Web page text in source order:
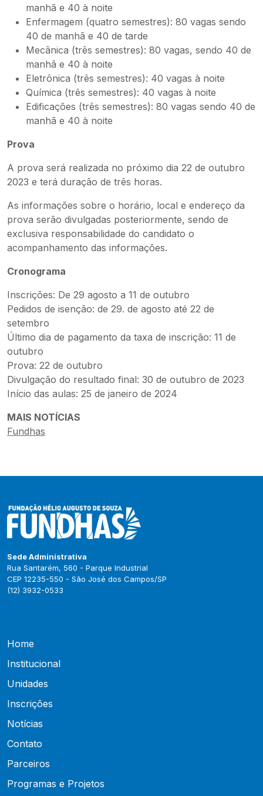
manhã e 40 à noite
Enfermagem (quatro semestres): 80 vagas sendo
40 de manhã e 40 de tarde
Mecânica (três semestres): 80 vagas, sendo 40 de
manhã e 40 à noite
Eletrônica (três semestres): 40 vagas à noite
Química (três semestres): 40 vagas à noite
Edificações (três semestres): 80 vagas sendo 40 de
manhã e 40 à noite
Prova
A prova será realizada no próximo dia 22 de outubro
2023 e terá duração de três horas.
As informações sobre o horário, local e endereço da
prova serão divulgadas posteriormente, sendo de
exclusiva responsabilidade do candidato o
acompanhamento das informações.
Cronograma
Inscrições: De 29 agosto a 11 de outubro
Pedidos de isenção: de 29. de agosto até 22 de
setembro
Último dia de pagamento da taxa de inscrição: 11 de
outubro
Prova: 22 de outubro
Divulgação do resultado final: 30 de outubro de 2023
Início das aulas: 25 de janeiro de 2024
MAIS NOTÍCIAS
Fundhas
Sede Administrativa
Rua Santarém, 560 - Parque Industrial
CEP 12235-550 - São José dos Campos/SP
(12) 3932-0533
Home
Institucional
Unidades
Inscrições
Notícias
Contato
Parceiros
Programas e Projetos